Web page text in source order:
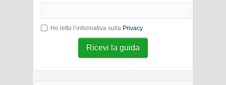
Ho letto l’informativa sulla Privacy
Ricevi la guida